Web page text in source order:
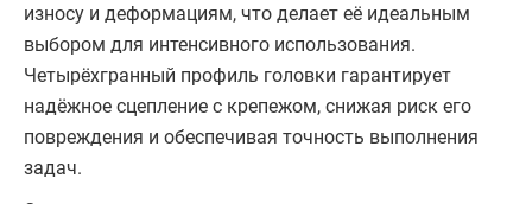
износу и деформациям, что делает её идеальным
выбором для интенсивного использования.
Четырёхгранный профиль головки гарантирует
надёжное сцепление с крепежом, снижая риск его
повреждения и обеспечивая точность выполнения
задач.